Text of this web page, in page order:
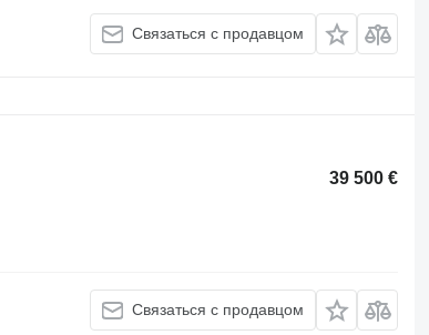
Связаться с продавцом
39 500 €
Связаться с продавцом